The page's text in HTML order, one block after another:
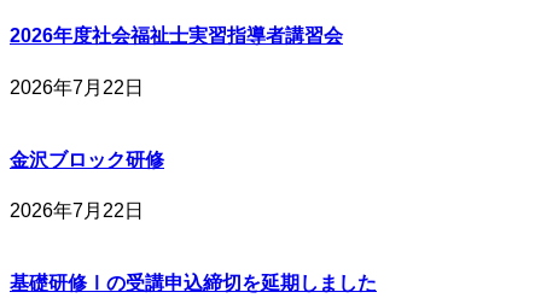
2026年度社会福祉士実習指導者講習会
2026年7月22日
金沢ブロック研修
2026年7月22日
基礎研修Ⅰの受講申込締切を延期しました